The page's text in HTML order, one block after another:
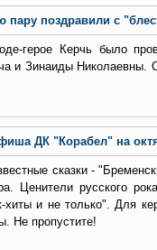
пару поздравили с
герое Керчь было
и Зинаиды Николаевны.
ДК "Корабел" на
сказки -
Ценители русского
хиты и не только". Для
Не пропустите!